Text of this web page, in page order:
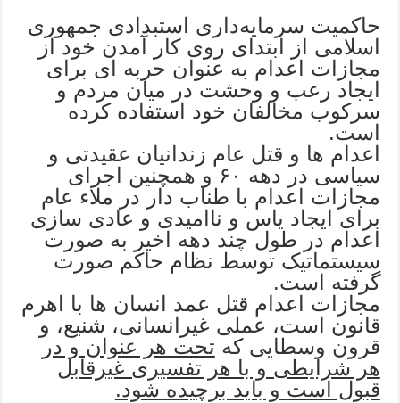
حاکمیت سرمایه‌داری استبدادی جمهوری
اسلامی از ابتدای روی کار آمدن خود از
مجازات اعدام به عنوان حربه ای برای
ایجاد رعب و وحشت در میان مردم و
سرکوب مخالفان خود استفاده کرده
است.
اعدام ها و قتل عام زندانیان عقیدتی و
سیاسی در دهه ۶۰ و همچنین اجرای
مجازات اعدام با طناب دار در ملاء عام
برای ایجاد یاس و ناامیدی و عادی سازی
اعدام در طول چند دهه اخیر به صورت
سیستماتیک توسط نظام حاکم صورت
گرفته است.
مجازات اعدام قتل عمد انسان ها با اهرم
قانون است، عملی غیرانسانی، شنیع، و
قرون وسطایی که تحت هر عنوان و در
هر شرایطی و با هر تفسیری غیرقابل
قبول است و باید برچیده شود.